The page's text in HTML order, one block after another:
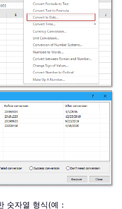
숫자열 형식(예：